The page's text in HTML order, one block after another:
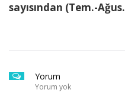
sayısından (Tem.-
Yorum
Yorum yok